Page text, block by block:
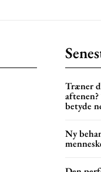
Træner
betyde
Ny